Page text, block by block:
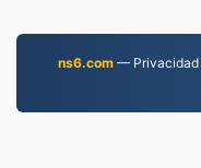
ns6.com— Privacidad